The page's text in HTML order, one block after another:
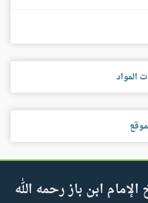
المواد
ابن باز رحمه الله